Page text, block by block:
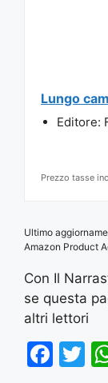
Lungo
Editore:
Prezzo tasse
Ultimo
Amazon Product
Con Il
se questa
altri lettori
F
T